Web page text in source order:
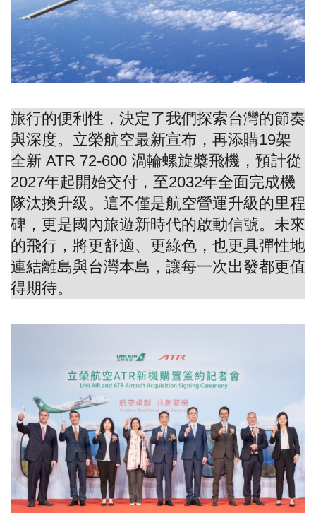
旅行的便利性，決定了我們探索台灣的節奏
與深度。立榮航空最新宣布，再添購19架
全新 ATR 72-600 渦輪螺旋槳飛機，預計從
2027年起開始交付，至2032年全面完成機
隊汰換升級。這不僅是航空營運升級的里程
碑，更是國內旅遊新時代的啟動信號。未來
的飛行，將更舒適、更綠色，也更具彈性地
連結離島與台灣本島，讓每一次出發都更值
得期待。